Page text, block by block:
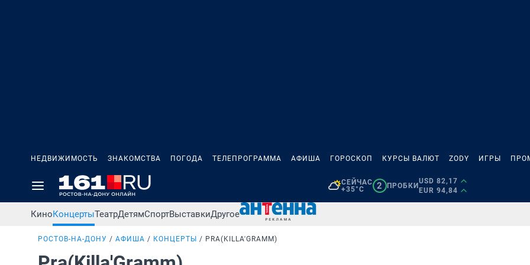
НЕДВИЖИМОСТЬ ЗНАКОМСТВА ПОГОДА ТЕЛЕПРОГРАММА АФИША ГОРОСКОП КУРСЫ ВАЛЮТ ZODY ИГРЫ
СЕЙЧАС
+35°C
2 ПРОБКИ
USD 82,17
EUR 94,84
КиноКонцертыТеатрДетямСпортВыставкиДругое
РОСТОВ-НА-ДОНУ АФИША КОНЦЕРТЫ PRA(KILLA'GRAMM)